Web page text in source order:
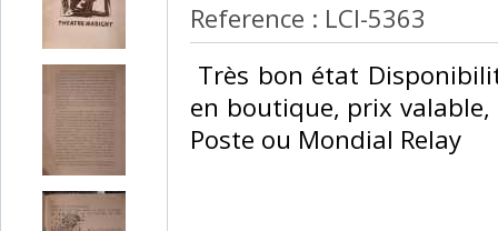
Reference : LCI-5363
Très bon état
en boutique, prix
Poste ou Mondial Relay‎